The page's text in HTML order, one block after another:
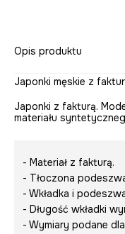
Opis produktu
Japonki męskie z
Japonki z fakturą.
materiału
- Materiał z fakturą.
- Tłoczona
- Wkładka i
- Długość wkładki
- Wymiary podane